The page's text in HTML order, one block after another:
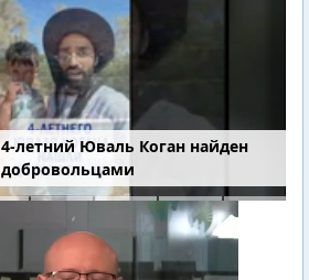
4-летний Юваль Коган найден
добровольцами